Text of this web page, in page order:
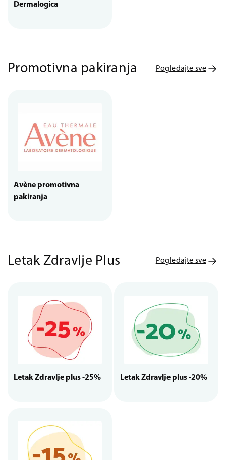
Dermalogica
Promotivna pakiranja Pogledajte sve
Avène promotivna
pakiranja
Letak Zdravlje Plus Pogledajte sve
Letak Zdravlje plus -25% Letak Zdravlje plus -20%